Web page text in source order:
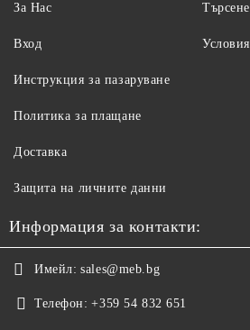
За Нас
Вход
Търсене
Условия
Инструкция за пазаруване
Политика за плащане
Доставка
Защита на личните данни
Информация за контакти:
Имейл: sales@meb.bg
Телефон: +359 54 832 651